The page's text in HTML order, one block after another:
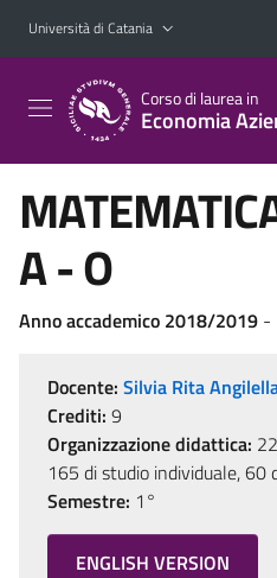
Vai al contenuto principale
Vai al menu di navigazione
Università di Catania
Corso di laurea in
Economia
A - O
Anno accademico 2018/2019 -
Docente: Silvia Rita
Crediti: 9
Organizzazione didattica:
165 di studio individuale, 60
Semestre: 1°
ENGLISH VERSION